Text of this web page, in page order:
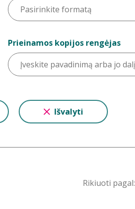
Prieinamos kopijos rengėjas
Išvalyti
Rikiuoti pagal: